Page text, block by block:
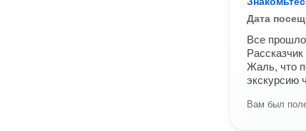
Дата
Все
Жаль, что
экскурсию
Вам был